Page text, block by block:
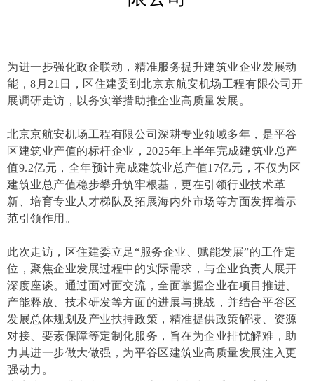
为进一步强化政企联动，精准服务提升建筑业企业发展动
能，8月21日，区住建委到北京京航安机场工程有限公司开
展调研走访，以务实举措助推企业高质量发展。
北京京航安机场工程有限公司深耕专业领域多年，是平谷
区建筑业产值的标杆企业，2025年上半年完成建筑业总产
值9.2亿元，全年预计完成建筑业总产值17亿元，不仅为区
建筑业总产值稳步攀升筑牢根基，更在引领行业技术革
新、培育专业人才梯队及拓展海内外市场等方面发挥着示
范引领作用。
此次走访，区住建委立足“服务企业、赋能发展”的工作定
位，聚焦企业发展过程中的实际需求，与企业负责人展开
深度座谈。通过面对面交流，全面掌握企业在项目推进、
产能释放、技术研发等方面的进展与挑战，并结合平谷区
发展总体规划及产业扶持政策，精准提供政策解读、资源
对接、要素保障等定制化服务，旨在为企业排忧解难，助
力其进一步做大做强，为平谷区建筑业高质量发展注入更
强动力。